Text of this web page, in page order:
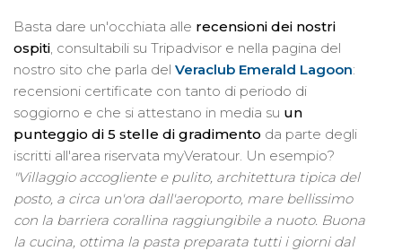
Basta dare un'occhiata alle recensioni dei nostri
ospiti , consultabili su Tripadvisor e nella pagina del
nostro sito che parla del Veraclub Emerald Lagoon:
recensioni certificate con tanto di periodo di
soggiorno e che si attestano in media su un
punteggio di 5 stelle di gradimento da parte degli
iscritti all'area riservata myVeratour. Un esempio?
"Villaggio accogliente e pulito, architettura tipica del
posto, a circa un'ora dall'aeroporto, mare bellissimo
con la barriera corallina raggiungibile a nuoto. Buona
la cucina, ottima la pasta preparata tutti i giorni dal